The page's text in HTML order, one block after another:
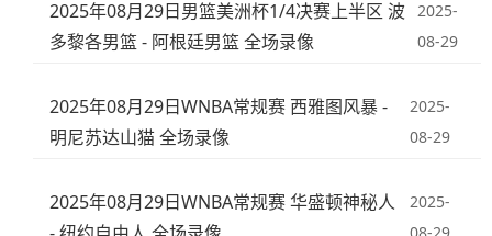
2025年08月29日男篮美洲杯1/4决赛上半区 波
多黎各男篮 - 阿根廷男篮 全场录像
2025-
08-29
2025年08月29日WNBA常规赛 西雅图风暴 -
明尼苏达山猫 全场录像
2025-
08-29
2025年08月29日WNBA常规赛 华盛顿神秘人
2025-